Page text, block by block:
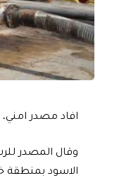
افاد مصدر امني، اليوم السبت، باصابة 5
وقال المصدر
الاسود بمنطقة